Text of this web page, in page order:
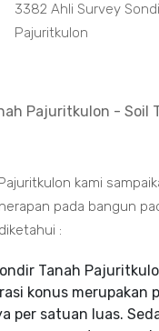
3382 Ahli Survey
Pajuritkulon
Pajuritkulon - Soil
kami
pada bangun
:
Tanah
konus
per satuan luas.